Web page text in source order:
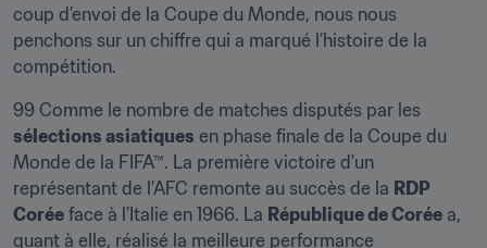
coup d’envoi de la Coupe du Monde, nous nous
penchons sur un chiffre qui a marqué l’histoire de la
compétition.
sélections asiatiques en phase finale de la Coupe du
Monde de la FIFA™. La première victoire d'un
représentant de l’AFC remonte au succès de la RDP
Corée face à l’Italie en 1966. La République de Corée a,
quant à elle, réalisé la meilleure performance